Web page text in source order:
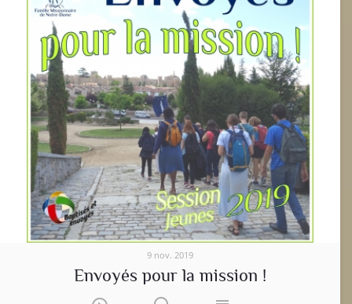
9 nov. 2019
Envoyés pour la mission !